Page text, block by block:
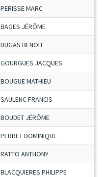
PERISSE MARC
BAGES JÉRÔME
DUGAS BENOIT
GOURGUES JACQUES
BOUGUE MATHIEU
SAULENC FRANCIS
BOUDET JÉRÔME
PERRET DOMINIQUE
RATTO ANTHONY
BLACQUIERES PHILIPPE